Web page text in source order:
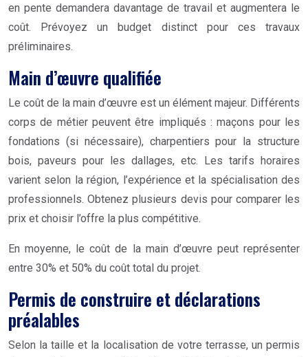
en pente demandera davantage de travail et augmentera le
coût. Prévoyez un budget distinct pour ces travaux
préliminaires.
Main d’œuvre qualifiée
Le coût de la main d’œuvre est un élément majeur. Différents
corps de métier peuvent être impliqués : maçons pour les
fondations (si nécessaire), charpentiers pour la structure
bois, paveurs pour les dallages, etc. Les tarifs horaires
varient selon la région, l’expérience et la spécialisation des
professionnels. Obtenez plusieurs devis pour comparer les
prix et choisir l’offre la plus compétitive.
En moyenne, le coût de la main d’œuvre peut représenter
entre 30% et 50% du coût total du projet.
Permis de construire et déclarations
préalables
Selon la taille et la localisation de votre terrasse, un permis